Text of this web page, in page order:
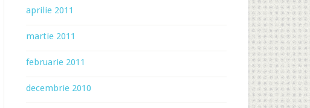
aprilie 2011
martie 2011
februarie 2011
decembrie 2010